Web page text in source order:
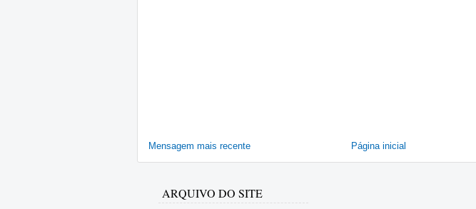
Mensagem mais recente Página inicial
ARQUIVO DO SITE